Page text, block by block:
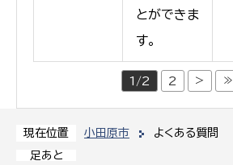
現在位置 小田原市
よくある質問
足あと
とができま
す。
1/2 2 > ≫